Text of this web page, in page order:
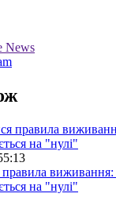
News
виживання:
на "нулі"